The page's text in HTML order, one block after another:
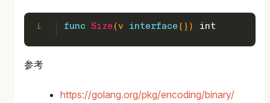
1 func Size (v interface {}) int
参考
https://golang.org/pkg/encoding/binary/